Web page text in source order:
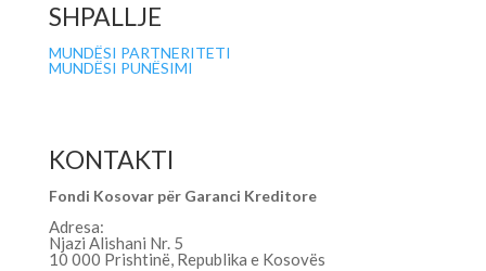
SHPALLJE
MUNDËSI PARTNERITETI
MUNDËSI PUNËSIMI
KONTAKTI
Fondi Kosovar për Garanci Kreditore
Adresa:
Njazi Alishani Nr. 5
10 000 Prishtinë, Republika e Kosovës